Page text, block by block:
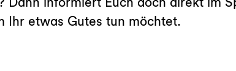
Ihr etwas Gutes tun möchtet.